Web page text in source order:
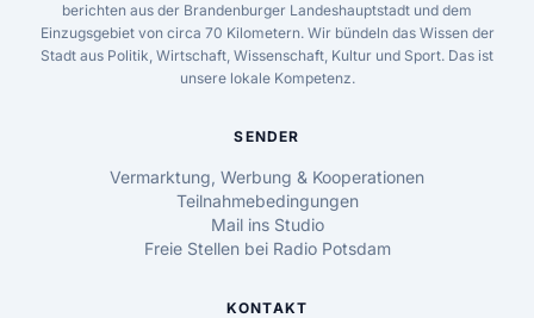
berichten aus der Brandenburger Landeshauptstadt und dem
Einzugsgebiet von circa 70 Kilometern. Wir bündeln das Wissen der
Stadt aus Politik, Wirtschaft, Wissenschaft, Kultur und Sport. Das ist
unsere lokale Kompetenz.
SENDER
Vermarktung, Werbung & Kooperationen
Teilnahmebedingungen
Mail ins Studio
Freie Stellen bei Radio Potsdam
KONTAKT